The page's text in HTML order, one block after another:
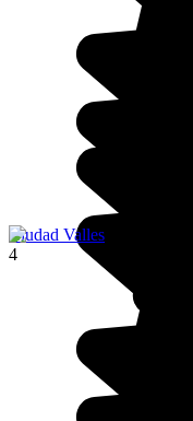
Ciudad Valles
4